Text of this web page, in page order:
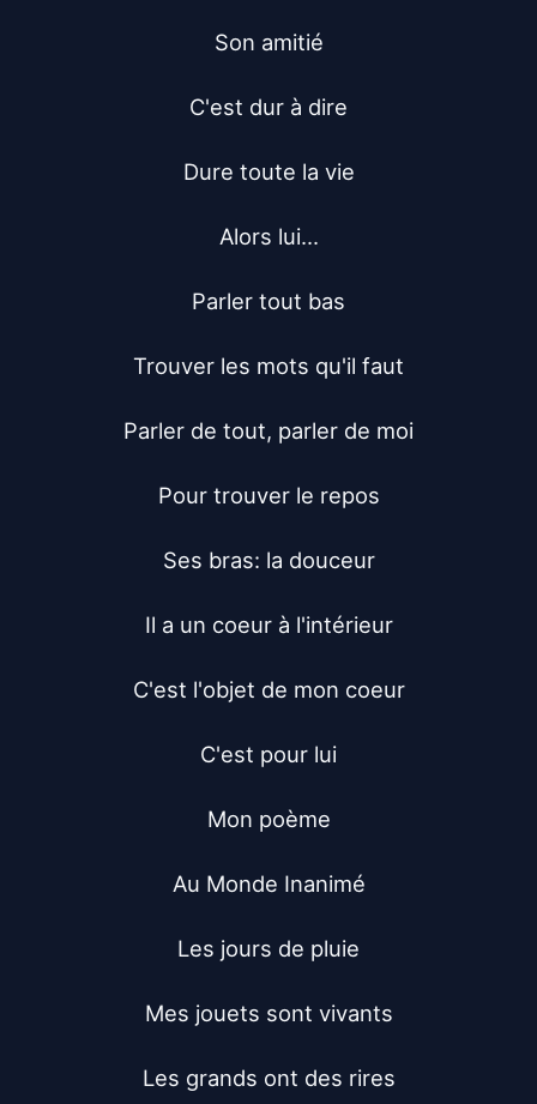
Son amitié
C'est dur à dire
Dure toute la vie
Alors lui...
Parler tout bas
Trouver les mots qu'il faut
Parler de tout, parler de moi
Pour trouver le repos
Ses bras: la douceur
Il a un coeur à l'intérieur
C'est l'objet de mon coeur
C'est pour lui
Mon poème
Au Monde Inanimé
Les jours de pluie
Mes jouets sont vivants
Les grands ont des rires